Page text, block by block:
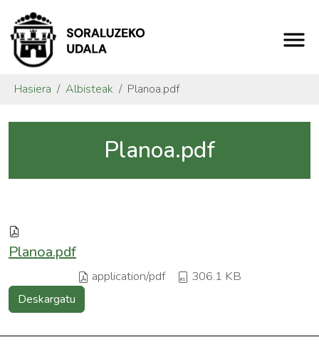
Hasiera Albisteak Planoa.pdf
Planoa.pdf
Planoa.pdf
application/pdf 306.1 KB
Deskargatu